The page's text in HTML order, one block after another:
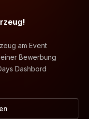
am Event
Bewerbung
Dashbord